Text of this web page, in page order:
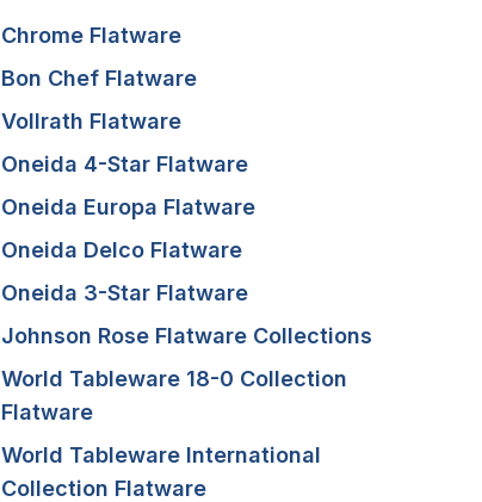
Chrome Flatware
Bon Chef Flatware
Vollrath Flatware
Oneida 4-Star Flatware
Oneida Europa Flatware
Oneida Delco Flatware
Oneida 3-Star Flatware
Johnson Rose Flatware Collections
World Tableware 18-0 Collection
Flatware
World Tableware International
Collection Flatware